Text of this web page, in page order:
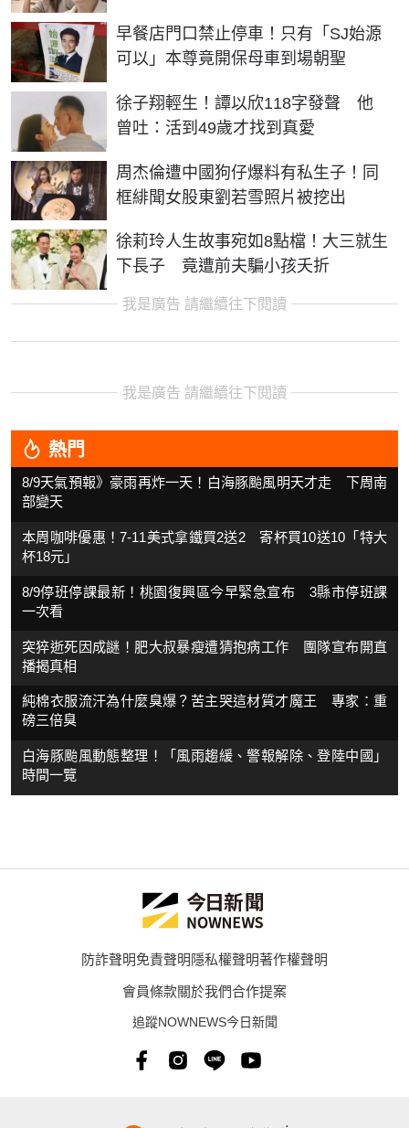
早餐店門口禁止停車！只有「SJ始源
可以」本尊竟開保母車到場朝聖
徐子翔輕生！譚以欣118字發聲 他
曾吐：活到49歲才找到真愛
周杰倫遭中國狗仔爆料有私生子！同
框緋聞女股東劉若雪照片被挖出
徐莉玲人生故事宛如8點檔！大三就生
下長子 竟遭前夫騙小孩夭折
我是廣告 請繼續往下閱讀
我是廣告 請繼續往下閱讀
熱門
8/9天氣預報》豪雨再炸一天！白海豚颱風明天才走 下周南
部變天
本周咖啡優惠！7-11美式拿鐵買2送2 寄杯買10送10「特大
杯18元」
8/9停班停課最新！桃園復興區今早緊急宣布 3縣市停班課
一次看
突猝逝死因成謎！肥大叔暴瘦遭猜抱病工作 團隊宣布開直
播揭真相
純棉衣服流汗為什麼臭爆？苦主哭這材質才魔王 專家：重
磅三倍臭
白海豚颱風動態整理！「風雨趨緩、警報解除、登陸中國」
時間一覽
防詐聲明免責聲明隱私權聲明著作權聲明
會員條款關於我們合作提案
追蹤NOWNEWS今日新聞